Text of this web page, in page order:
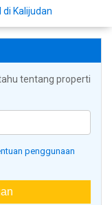
Kalijudan
tentang properti
penggunaan